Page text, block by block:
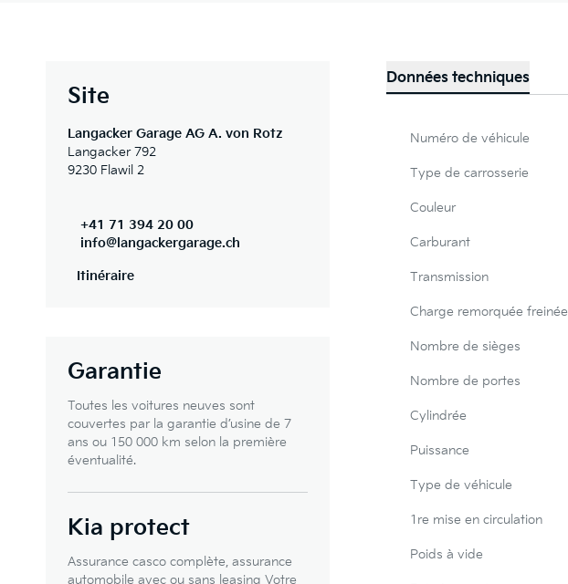
Données techniques
Numéro de véhicule
Type de carrosserie
Couleur
Carburant
Transmission
Charge remorquée freinée
Nombre de sièges
Nombre de portes
Cylindrée
Puissance
Type de véhicule
1re mise en circulation
Poids à vide
Site
Langacker Garage AG A. von Rotz
Langacker 792
9230 Flawil 2
+41 71 394 20 00
info@langackergarage.ch
Itinéraire
Garantie
Toutes les voitures neuves sont
couvertes par la garantie d’usine de 7
ans ou 150 000 km selon la première
éventualité.
Kia protect
Assurance casco complète, assurance
automobile avec ou sans leasing Votre